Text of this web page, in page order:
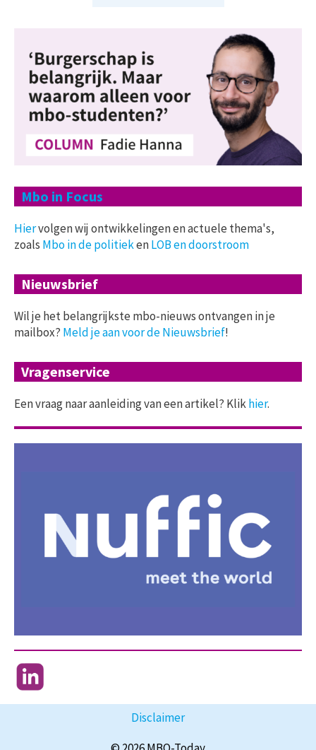
Mbo in Focus
Hiervolgen wij ontwikkelingen en actuele thema's,
zoals Mbo in de politiekenLOB en doorstroom
Nieuwsbrief
Wil je het belangrijkste mbo-nieuws ontvangen in je
mailbox? Meld je aan voor de Nieuwsbrief!
Vragenservice
Een vraag naar aanleiding van een artikel? Klikhier.
Disclaimer